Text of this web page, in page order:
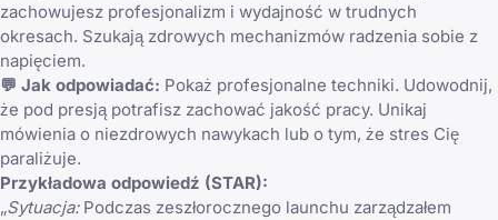
zachowujesz profesjonalizm i wydajność w trudnych
okresach. Szukają zdrowych mechanizmów radzenia sobie z
napięciem.
💬 Jak odpowiadać: Pokaż profesjonalne techniki. Udowodnij,
że pod presją potrafisz zachować jakość pracy. Unikaj
mówienia o niezdrowych nawykach lub o tym, że stres Cię
paraliżuje.
Przykładowa odpowiedź (STAR):
„Sytuacja:Podczas zeszłorocznego launchu zarządzałem